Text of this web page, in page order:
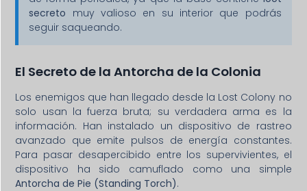
secreto muy valioso en su interior que podrás
seguir saqueando.
El Secreto de la Antorcha de la Colonia
Los enemigos que han llegado desde la Lost Colony no
solo usan la fuerza bruta; su verdadera arma es la
información. Han instalado un dispositivo de rastreo
avanzado que emite pulsos de energía constantes.
Para pasar desapercibido entre los supervivientes, el
dispositivo ha sido camuflado como una simple
Antorcha de Pie (Standing Torch).